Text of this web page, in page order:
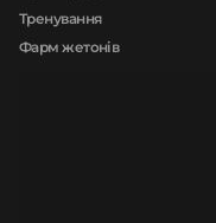
Тренування
Фарм жетонів